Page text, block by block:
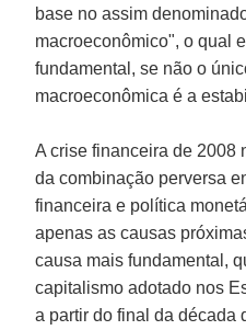
base no assim
macroeconômico", o qual
fundamental, se não o
macroeconômica é a
A crise financeira de 2008
da combinação perversa
financeira e política
apenas as causas
causa mais fundamental,
capitalismo adotado nos
a partir do final da década